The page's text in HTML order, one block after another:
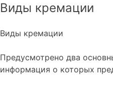
Виды кремации
Виды кремации
Предусмотрено два
информация о которых